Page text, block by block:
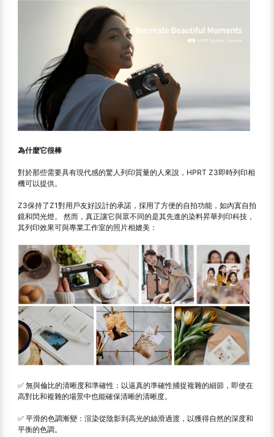
為什麼它很棒
對於那些需要具有現代感的驚人列印質量的人來說，HPRT Z3即時列印相
機可以提供。
Z3保持了Z1對用戶友好設計的承諾，採用了方便的自拍功能，如內寘自拍
鏡和閃光燈。 然而，真正讓它與眾不同的是其先進的染料昇華列印科技，
其列印效果可與專業工作室的照片相媲美：
✅ 無與倫比的清晰度和準確性：以逼真的準確性捕捉複雜的細節，即使在
高對比和複雜的場景中也能確保清晰的清晰度。
✅ 平滑的色調漸變：渲染從陰影到高光的絲滑過渡，以獲得自然的深度和
平衡的色調。